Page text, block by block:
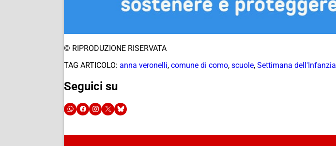
© RIPRODUZIONE RISERVATA
TAG ARTICOLO: anna veronelli, comune di como, scuole, Settimana dell'Infanzia
Seguici su